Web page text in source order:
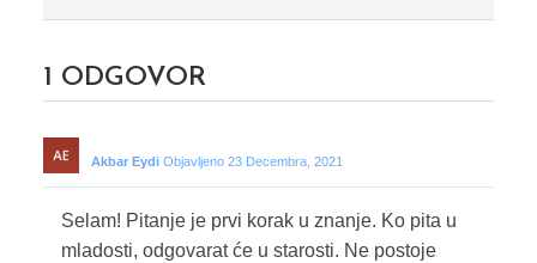
1 ODGOVOR
Akbar Eydi Objavljeno 23 Decembra, 2021
Selam! Pitanje je prvi korak u znanje. Ko pita u
mladosti, odgovarat će u starosti. Ne postoje